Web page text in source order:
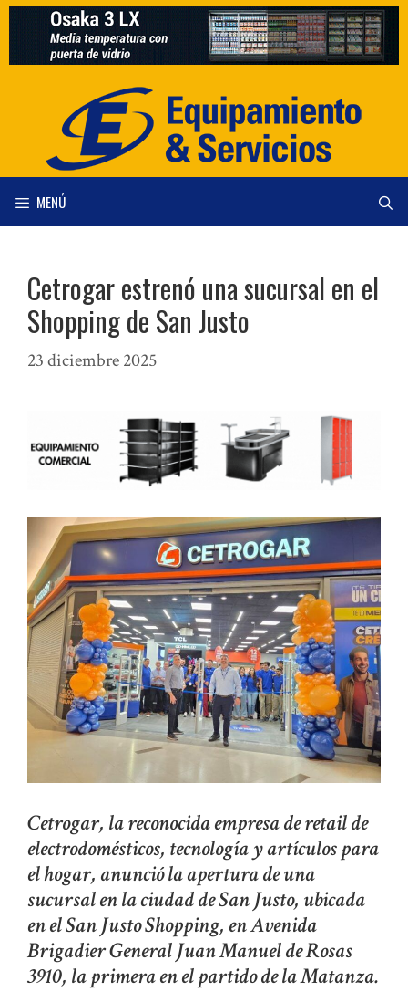
Saltar
contenido
MENÚ
Cetrogar estrenó una sucursal en el
Shopping de San Justo
23 diciembre 2025
Cetrogar, la reconocida empresa de retail de
electrodomésticos, tecnología y artículos para
el hogar, anunció la apertura de una
sucursal en la ciudad de San Justo, ubicada
en el San Justo Shopping, en Avenida
Brigadier General Juan Manuel de Rosas
3910, la primera en el partido de la Matanza.